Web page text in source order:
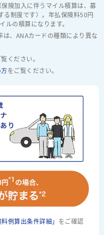
険加入に伴うマイル積算は、募
る制度です）。年払保険料50円
の積算になります。
、ANAカードの種類により異な
ください。
をご覧ください。
料例算出条件詳細」 をご確認